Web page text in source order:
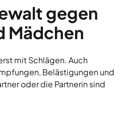
gegen
Mädchen
mit Schlägen. Auch
Belästigungen und
oder die Partnerin sind